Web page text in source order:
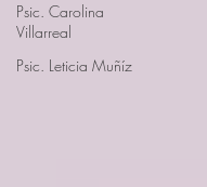
Psic. Carolina
Villarreal
Psic. Leticia Muñíz